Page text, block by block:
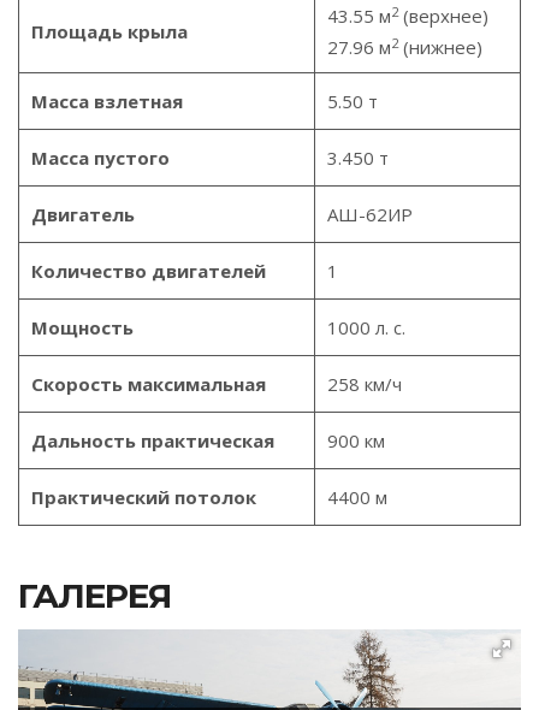
Площадь крыла
43.55 м2(верхнее)
27.96 м2(нижнее)
Масса взлетная 5.50 т
Масса пустого 3.450 т
Двигатель АШ-62ИР
Количество двигателей 1
Мощность 1000 л. с.
Скорость максимальная 258 км/ч
Дальность практическая 900 км
Практический потолок 4400 м
ГАЛЕРЕЯ